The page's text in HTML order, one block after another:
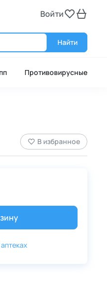
Войти
Найти
Противовирусные
В избранное